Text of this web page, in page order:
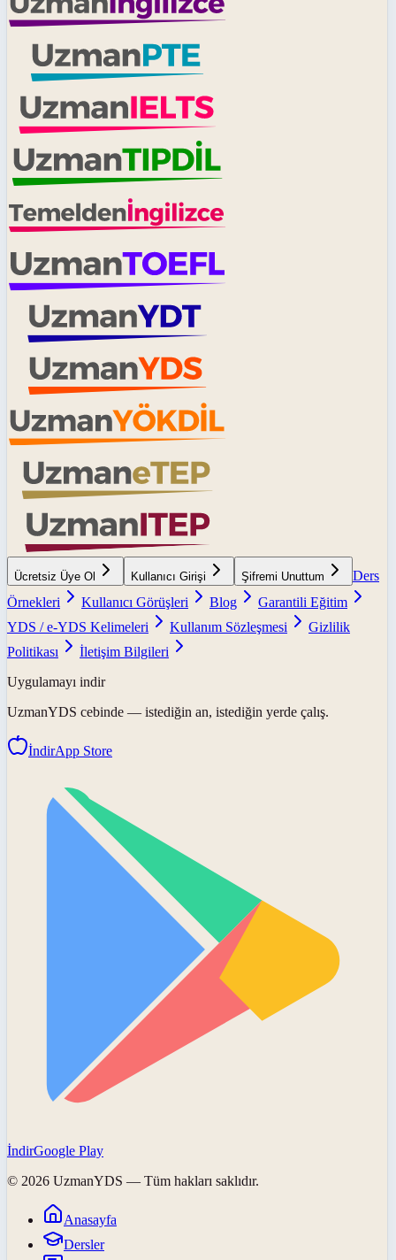
Ücretsiz Üye Ol Kullanıcı Girişi Şifremi Unuttum
Ders
Örnekleri
Kullanıcı Görüşleri Blog
Garantili Eğitim
YDS / e-YDS Kelimeleri
Kullanım Sözleşmesi
Gizlilik
Politikası
İletişim Bilgileri
Uygulamayı indir
UzmanYDS cebinde — istediğin an, istediğin yerde çalış.
İndirApp Store
İndirGoogle Play
© 2026 UzmanYDS — Tüm hakları saklıdır.
Anasayfa
Dersler